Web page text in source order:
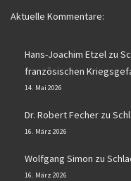
Aktuelle Kommentare:
Hans-Joachim Etzel zu
französischen
14. Mai 2026
Dr. Robert Fecher zu
16. März 2026
Wolfgang Simon zu
16. März 2026